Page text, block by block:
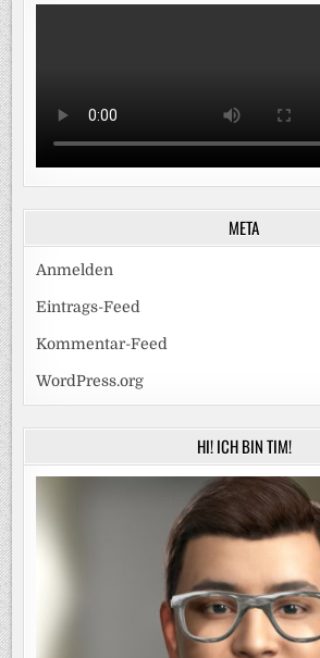
META
Anmelden
Eintrags-Feed
Kommentar-Feed
WordPress.org
HI! ICH BIN TIM!